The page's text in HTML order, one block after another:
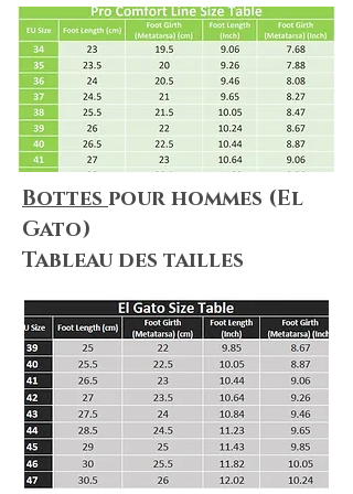
Bottes pour hommes (El
Gato)
Tableau des tailles